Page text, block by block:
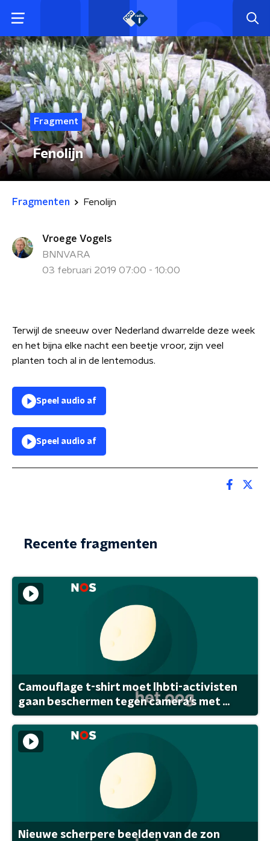
Fragment
Fenolijn
Fragmenten Fenolijn
Vroege Vogels
BNNVARA
03 februari 2019 07:00 - 10:00
Terwijl de sneeuw over Nederland dwarrelde deze week
en het bijna elke nacht een beetje vroor, zijn veel
planten toch al in de lentemodus.
Speel audio af
Speel audio af
Recente fragmenten
Camouflage t-shirt moet lhbti-activisten
gaan beschermen tegen camera's met ...
Nieuwe scherpere beelden van de zon